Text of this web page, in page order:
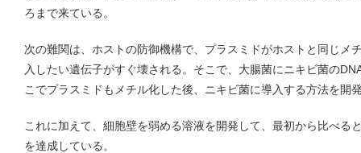
ろまで来ている。
次の難関は、ホストの防御機構で、プラスミドがホストと同じメ
入したい遺伝子がすぐ壊される。そこで、大腸菌にニキビ菌の
こでプラスミドもメチル化した後、ニキビ菌に導入する方法を開
これに加えて、細胞壁を弱める溶液を開発して、最初から比べる
を達成している。